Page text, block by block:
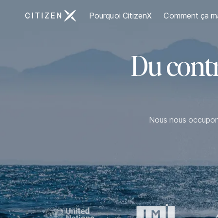
Aller à la page d'accueil de CitizenX
Pourquoi CitizenX Comment ça
Du
Nous nous